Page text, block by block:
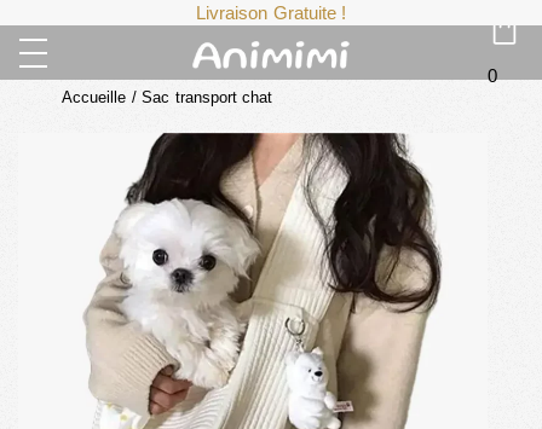
Livraison Gratuite !
0
Accueille / Sac transport chat